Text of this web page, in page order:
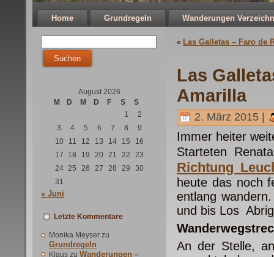
Home Grundregeln Wanderungen
August 2026
M
D M D F S
S
1
2
3
4 5 6 7 8
9
10
11 12 13 14 15
16
17
18 19 20 21 22
23
24 25 26 27 28 29
30
31
« Juni
Letzte Kommentare
Monika Meyser zu
Grundregeln
Klaus zu Wanderungen –
« Las Galletas – Faro de
Las
Amarilla
2. März 2015 |
Immer heiter
Starteten
Richtung
heute das noch
entlang
und bis Los
An der Stelle,